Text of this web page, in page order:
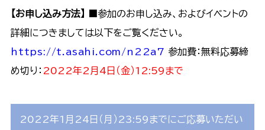
【お申し込み方法】
■参加のお申し込み、およびイベントの
詳細につきましては以下をご覧ください。​
https://t.asahi.com/n22a7 参加費：無料​ 応募締
め切り： 2022年2月4日（金）12:59まで
2022年1月24日（月）23:59までにご応募いただい